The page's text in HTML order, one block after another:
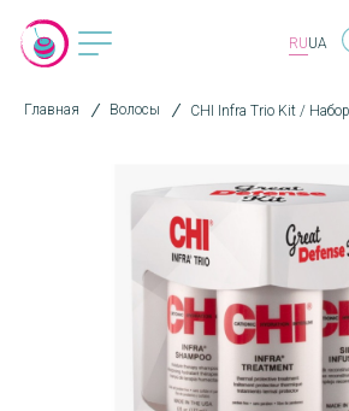
RUUA
Главная Волосы CHI Infra Trio Kit /